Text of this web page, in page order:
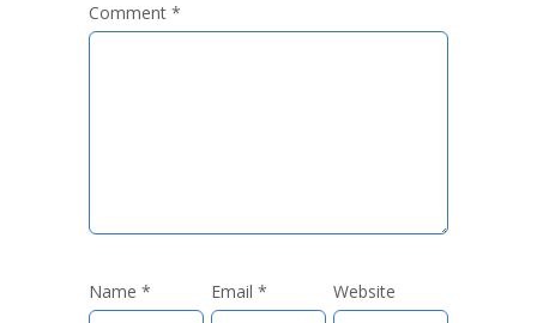
Comment *
Name * Email * Website